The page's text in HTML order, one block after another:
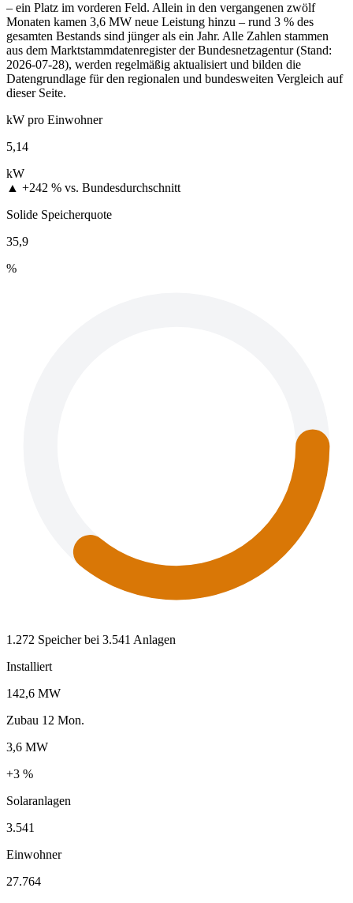
– ein Platz im vorderen Feld. Allein in den vergangenen zwölf
Monaten kamen 3,6 MW neue Leistung hinzu – rund 3 % des
gesamten Bestands sind jünger als ein Jahr. Alle Zahlen stammen
aus dem Marktstammdatenregister der Bundesnetzagentur (Stand:
2026-07-28), werden regelmäßig aktualisiert und bilden die
Datengrundlage für den regionalen und bundesweiten Vergleich auf
dieser Seite.
kW pro Einwohner
5,14
kW
▲ +242 % vs. Bundesdurchschnitt
Solide Speicherquote
35,9
%
1.272 Speicher bei 3.541 Anlagen
Installiert
142,6 MW
Zubau 12 Mon.
3,6 MW
+3 %
Solaranlagen
3.541
Einwohner
27.764